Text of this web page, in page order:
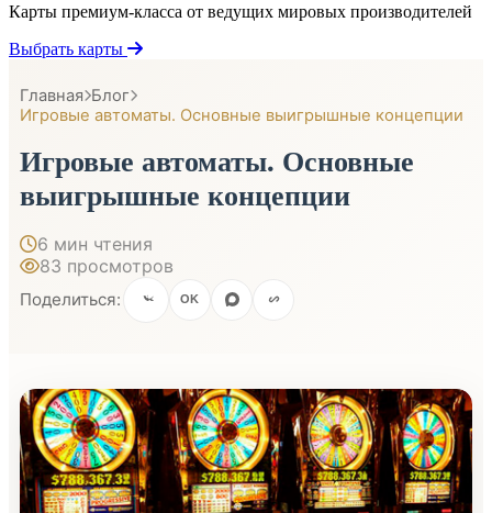
Карты премиум-класса от ведущих мировых производителей
Выбрать карты
Главная Блог
Игровые автоматы. Основные выигрышные концепции
Игровые автоматы. Основные
выигрышные концепции
6 мин чтения
83 просмотров
Поделиться: OK